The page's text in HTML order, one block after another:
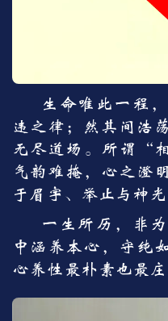
生命唯此一程
违之律；然其间浩
无尽道场。所谓“
气韵难掩，心之澄
于眉宇、举止与神光
一生所历，非
中涵养本心，守纯
心养性最朴素也最庄